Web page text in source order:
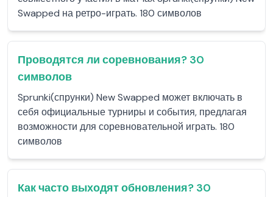
Swapped на ретро-играть. 180 символов
Проводятся ли соревнования? 30
символов
Sprunki(спрунки) New Swapped может включать в
себя официальные турниры и события, предлагая
возможности для соревновательной играть. 180
символов
Как часто выходят обновления? 30